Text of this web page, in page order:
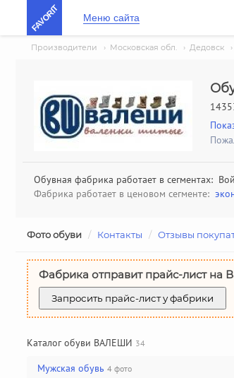
FAVORIT Меню сайта
Производители › Московская обл. › Дедовск ›
Обувная фабрика работает в сегментах:
Фабрика работает в ценовом сегменте:
Фото обуви / Контакты / Отзывы
Фабрика отправит прайс-лист на
Запросить прайс-лист у фабрики
Каталог обуви ВАЛЕШИ 34
Мужская обувь 4 фото